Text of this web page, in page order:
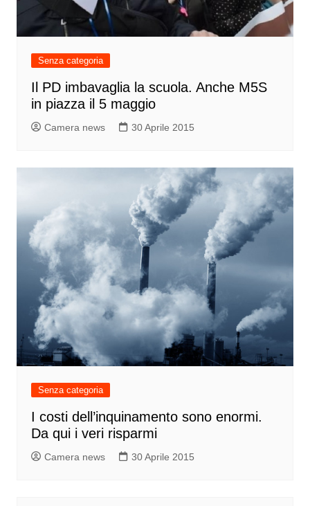
Senza categoria
Il PD imbavaglia la scuola. Anche M5S
in piazza il 5 maggio
Camera news 30 Aprile 2015
Senza categoria
I costi dell’inquinamento sono enormi.
Da qui i veri risparmi
Camera news 30 Aprile 2015